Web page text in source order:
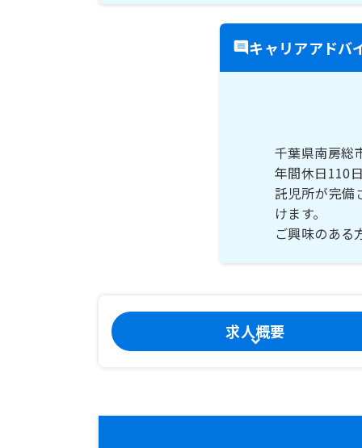
キャリアアドバ
千葉県南房総
年間休日110
託児所が完備
けます。
ご興味のある
求人概要